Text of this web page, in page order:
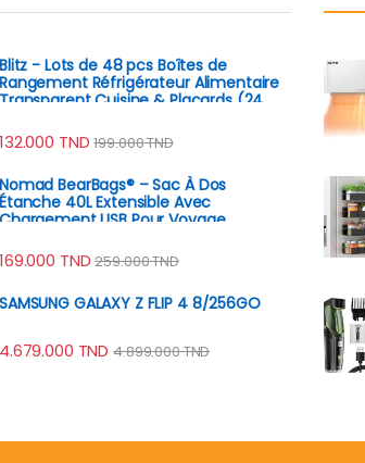
Blitz - Lots de 48 pcs Boîtes de
Rangement Réfrigérateur Alimentaire
Transparent Cuisine & Placards (24
132.000 TND 199.000TND
Nomad BearBags® – Sac À Dos
Étanche 40L Extensible Avec
Chargement USB Pour Voyage
169.000 TND 259.000TND
SAMSUNG GALAXY Z FLIP 4 8/256GO
4.679.000 TND 4.899.000TND